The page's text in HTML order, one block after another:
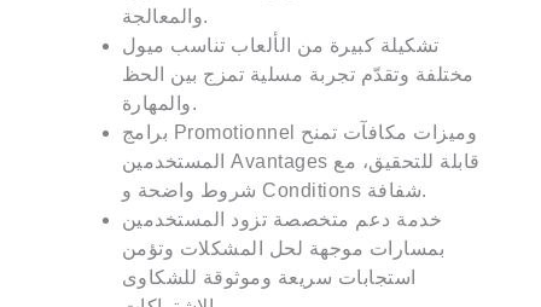
والمعالجة.
تشكيلة كبيرة من الألعاب تناسب ميول
مختلفة وتقدّم تجربة مسلية تمزج بين الحظ
والمهارة.
برامج Promotionnel وميزات مكافآت تمنح
المستخدمين Avantages قابلة للتحقيق، مع
شروط واضحة و Conditions شفافة.
خدمة دعم متخصصة تزود المستخدمين
بمسارات موجهة لحل المشكلات وتؤمن
استجابات سريعة وموثوقة للشكاوى